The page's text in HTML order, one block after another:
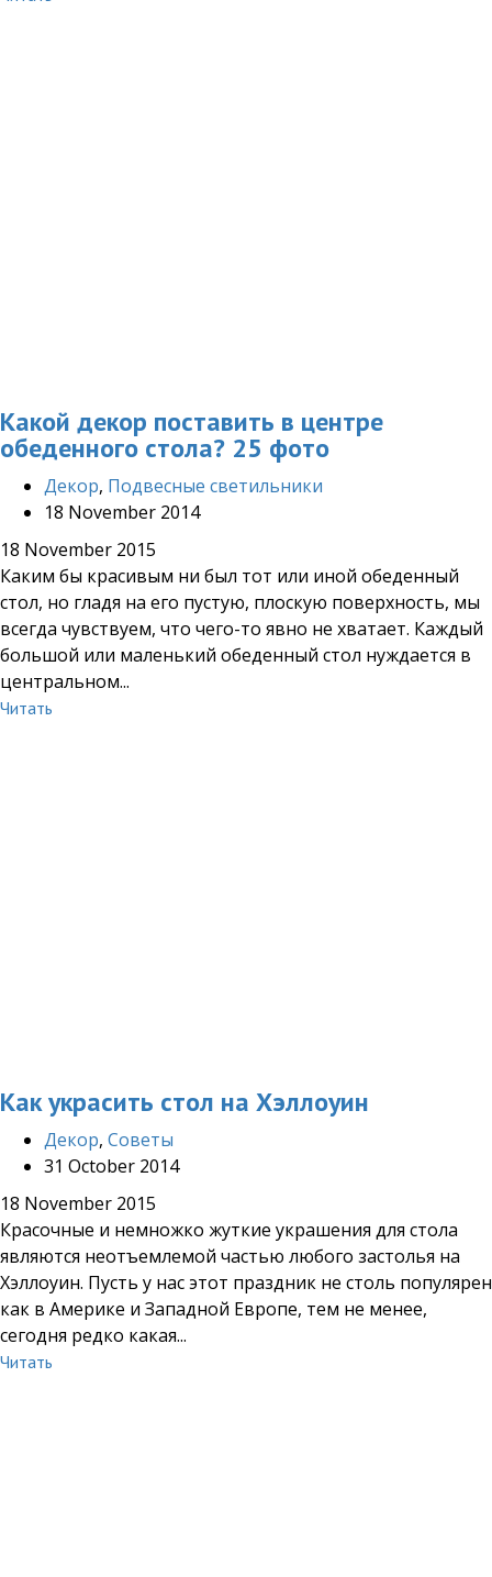
Какой декор поставить в центре
обеденного стола? 25 фото
Декор, Подвесные светильники
18 November 2014
18 November 2015
Каким бы красивым ни был тот или иной обеденный
стол, но гладя на его пустую, плоскую поверхность, мы
всегда чувствуем, что чего-то явно не хватает. Каждый
большой или маленький обеденный стол нуждается в
центральном...
Читать
Как украсить стол на Хэллоуин
Декор, Советы
31 October 2014
18 November 2015
Красочные и немножко жуткие украшения для стола
являются неотъемлемой частью любого застолья на
Хэллоуин. Пусть у нас этот праздник не столь популярен
как в Америке и Западной Европе, тем не менее,
сегодня редко какая...
Читать